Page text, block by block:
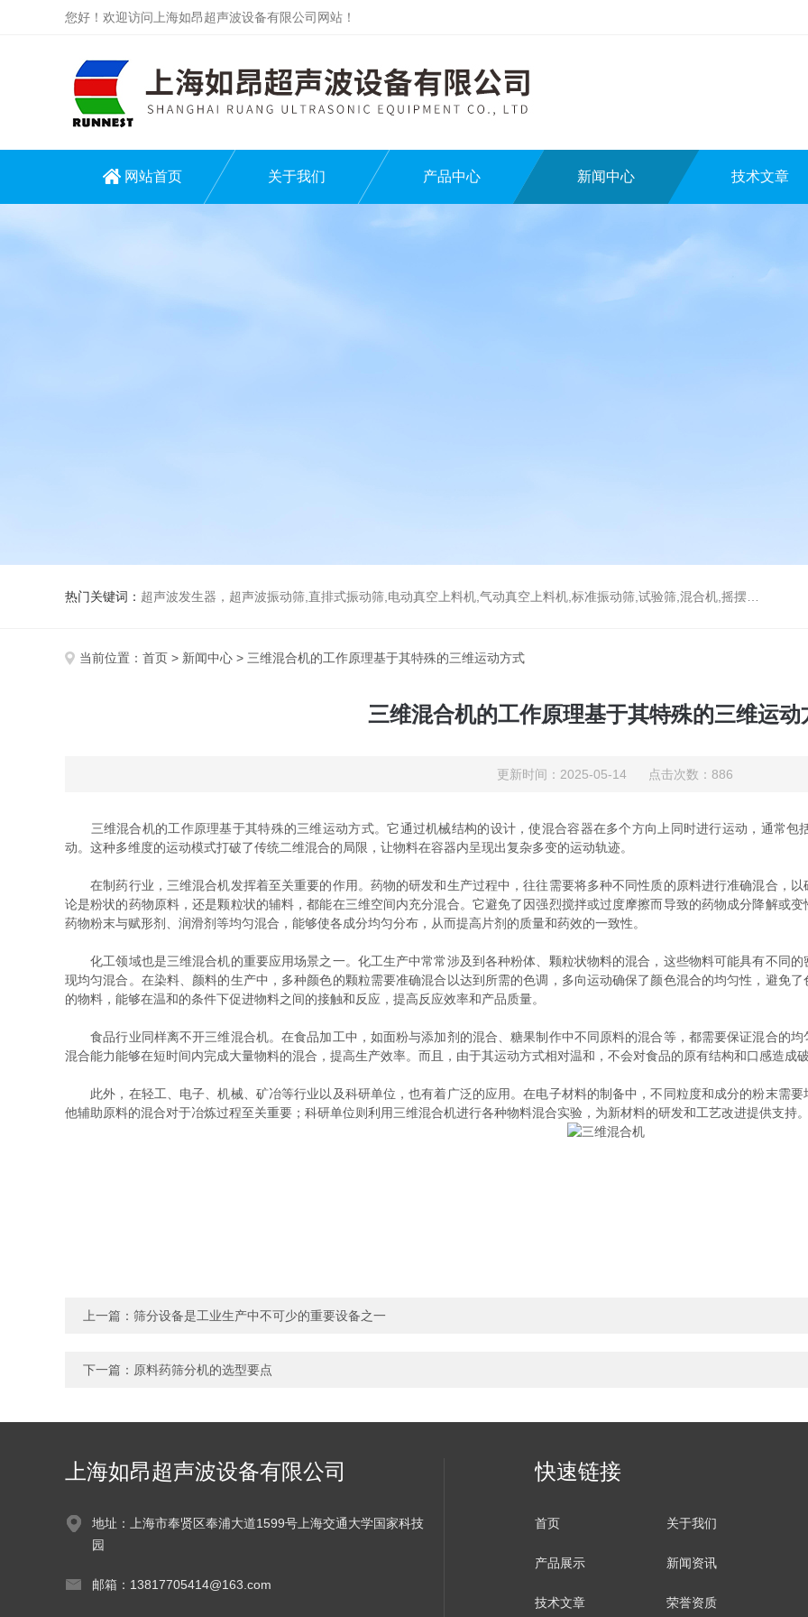
您好！欢迎访问上海如昂超声波设备有限公司网站！
网站首页 关于我们 产品中心 新闻中心 技术文章
热门关键词： 超声波发生器，超声波振动筛,直排式振动筛,电动真空上料机,气动真空上料机,标准振动筛,试验筛,混合机,摇摆筛，检验筛
当前位置： 首页 > 新闻中心 > 三维混合机的工作原理基于其特殊的三维运动方式
三维混合机的工作原理基于其特殊的三维运动
更新时间：2025-05-14 点击次数：886
三维混合机的工作原理基于其特殊的三维运动方式。它通过机械结构的设计，使混合容器在多个方向上同时进行运动，通常包
动。这种多维度的运动模式打破了传统二维混合的局限，让物料在容器内呈现出复杂多变的运动轨迹。
在制药行业，三维混合机发挥着至关重要的作用。药物的研发和生产过程中，往往需要将多种不同性质的原料进行准确混合，
论是粉状的药物原料，还是颗粒状的辅料，都能在三维空间内充分混合。它避免了因强烈搅拌或过度摩擦而导致的药物成分降解或
药物粉末与赋形剂、润滑剂等均匀混合，能够使各成分均匀分布，从而提高片剂的质量和药效的一致性。
化工领域也是三维混合机的重要应用场景之一。化工生产中常常涉及到各种粉体、颗粒状物料的混合，这些物料可能具有不同
现均匀混合。在染料、颜料的生产中，多种颜色的颗粒需要准确混合以达到所需的色调，多向运动确保了颜色混合的均匀性，避免
的物料，能够在温和的条件下促进物料之间的接触和反应，提高反应效率和产品质量。
食品行业同样离不开三维混合机。在食品加工中，如面粉与添加剂的混合、糖果制作中不同原料的混合等，都需要保证混合的
混合能力能够在短时间内完成大量物料的混合，提高生产效率。而且，由于其运动方式相对温和，不会对食品的原有结构和口感造成
此外，在轻工、电子、机械、矿冶等行业以及科研单位，也有着广泛的应用。在电子材料的制备中，不同粒度和成分的粉末需
他辅助原料的混合对于冶炼过程至关重要；科研单位则利用三维混合机进行各种物料混合实验，为新材料的研发和工艺改进提供支持
上一篇： 筛分设备是工业生产中不可少的重要设备之一
下一篇： 原料药筛分机的选型要点
上海如昂超声波设备有限公司
地址：上海市奉贤区奉浦大道1599号上海交通大学国家科技
园
邮箱：13817705414@163.com
快速链接
首页 关于我们
产品展示 新闻资讯
技术文章 荣誉资质